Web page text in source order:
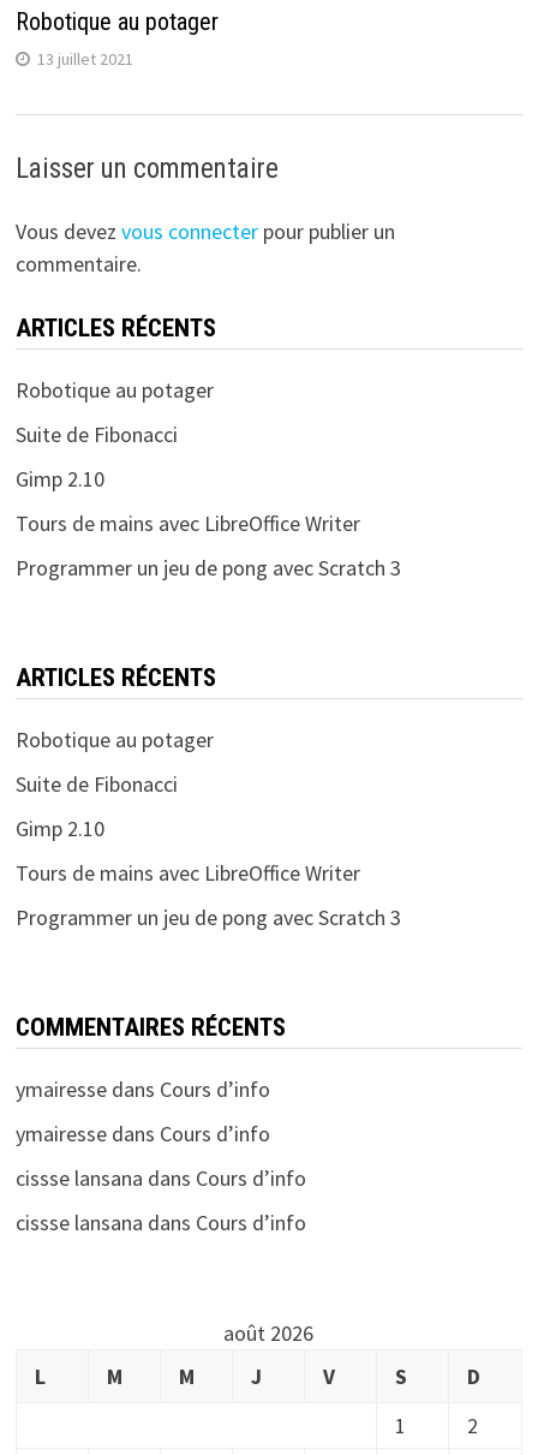
Robotique au potager
13 juillet 2021
Laisser un commentaire
Vous devez vous connecterpour publier un
commentaire.
ARTICLES RÉCENTS
Robotique au potager
Suite de Fibonacci
Gimp 2.10
Tours de mains avec LibreOffice Writer
Programmer un jeu de pong avec Scratch 3
ARTICLES RÉCENTS
Robotique au potager
Suite de Fibonacci
Gimp 2.10
Tours de mains avec LibreOffice Writer
Programmer un jeu de pong avec Scratch 3
COMMENTAIRES RÉCENTS
ymairessedans Cours d’info
ymairessedans Cours d’info
cissse lansana dans Cours d’info
cissse lansana dans Cours d’info
août 2026
L
M M J V S
D
1
2